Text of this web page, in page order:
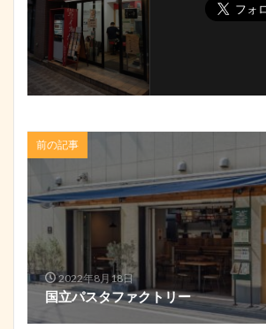
前の記事
2022年8月18日
国立パスタファクトリー